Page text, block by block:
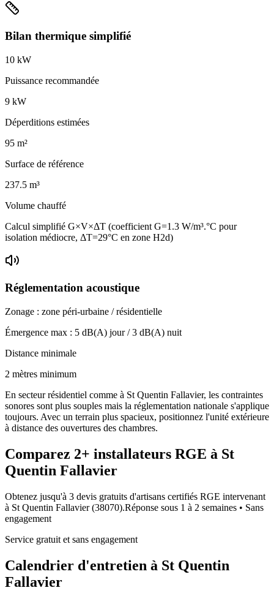
Bilan thermique simplifié
10 kW
Puissance recommandée
9 kW
Déperditions estimées
95 m²
Surface de référence
237.5 m³
Volume chauffé
Calcul simplifié G×V×ΔT (coefficient G=1.3 W/m³.°C pour
isolation médiocre, ΔT=29°C en zone H2d)
Réglementation acoustique
Zonage : zone péri-urbaine / résidentielle
Émergence max : 5 dB(A) jour /3 dB(A) nuit
Distance minimale
2 mètres minimum
En secteur résidentiel comme à St Quentin Fallavier, les contraintes
sonores sont plus souples mais la réglementation nationale s'applique
toujours. Avec un terrain plus spacieux, positionnez l'unité extérieure
à distance des ouvertures des chambres.
Comparez 2+ installateurs RGE à St
Quentin Fallavier
Obtenez jusqu'à 3 devis gratuits d'artisans certifiés RGE intervenant
à St Quentin Fallavier(38070).Réponse sous 1 à 2 semaines • Sans
engagement
Service gratuit et sans engagement
Calendrier d'entretien à St Quentin
Fallavier